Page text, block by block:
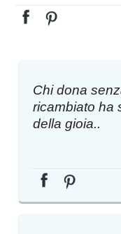
Chi dona
ricambiato ha
della gioia..